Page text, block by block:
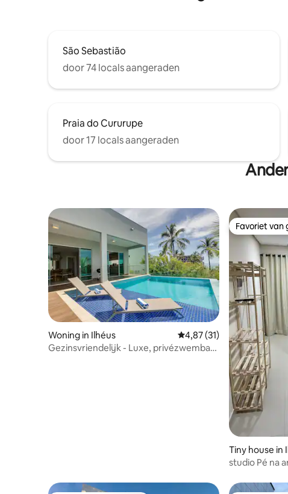
São Sebastião
door 74 locals aangeraden
Praia do Cururupe
door 17 locals aangeraden
Woning in Ilhéus Gemiddelde beoordeling
4,87 (31)
Gezinsvriendelijk - Luxe, privézwembad
Favoriet van
Favoriet van
Tiny house in
studio Pé na